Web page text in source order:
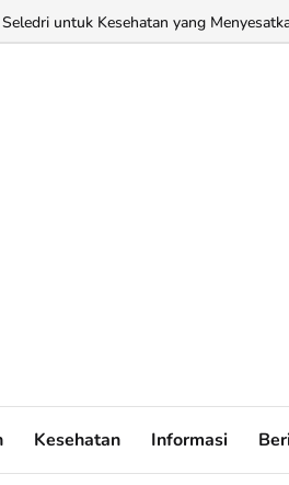
untuk Kesehatan yang
Kesehatan Informasi